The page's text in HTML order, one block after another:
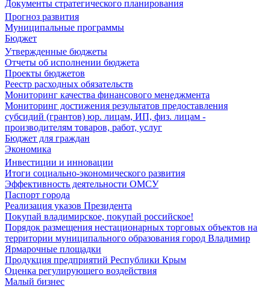
Документы стратегического планирования
Прогноз развития
Муниципальные программы
Бюджет
Утвержденные бюджеты
Отчеты об исполнении бюджета
Проекты бюджетов
Реестр расходных обязательств
Мониторинг качества финансового менеджмента
Мониторинг достижения результатов предоставления
субсидий (грантов) юр. лицам, ИП, физ. лицам -
производителям товаров, работ, услуг
Бюджет для граждан
Экономика
Инвестиции и инновации
Итоги социально-экономического развития
Эффективность деятельности ОМСУ
Паспорт города
Реализация указов Президента
Покупай владимирское, покупай российское!
Порядок размещения нестационарных торговых объектов на
территории муниципального образования город Владимир
Ярмарочные площадки
Продукция предприятий Республики Крым
Оценка регулирующего воздействия
Малый бизнес